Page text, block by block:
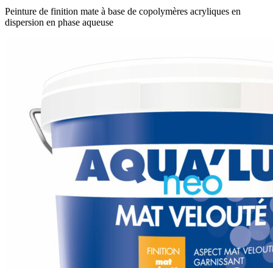
Peinture de finition mate à base de copolymères acryliques en
dispersion en phase aqueuse